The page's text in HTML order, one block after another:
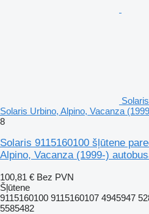
Solaris Urbino, Alpino, Vacanza
8
Solaris 9115160100 šļūtene
Alpino, Vacanza (1999-)
100,81 € Bez PVN
Šļūtene
9115160100 9115160107 4945947
5585482